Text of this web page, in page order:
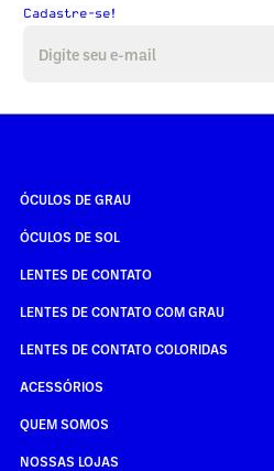
Cadastre-se!
ÓCULOS DE GRAU
ÓCULOS DE SOL
LENTES DE CONTATO
LENTES DE CONTATO COM GRAU
LENTES DE CONTATO COLORIDAS
ACESSÓRIOS
QUEM SOMOS
NOSSAS LOJAS